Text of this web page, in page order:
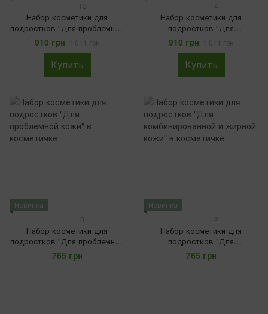
12
Набор косметики для
подростков "Для проблемной
кожи"
910 грн 1 011 грн
Купить
4
Набор косметики для
подростков "Для
комбинированной и жирной
кожи"
910 грн 1 011 грн
Купить
Новинка
5
Набор косметики для
подростков "Для проблемной
кожи" в косметичке
765 грн
Новинка
2
Набор косметики для
подростков "Для
комбинированной и жирной
кожи" в косметичке
765 грн